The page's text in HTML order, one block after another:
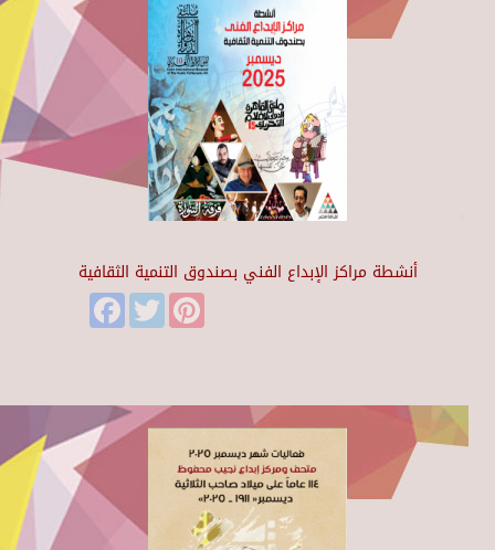
أنشطة مراكز الإبداع الفني بصندوق التنمية الثقافية
FacebookTwitter